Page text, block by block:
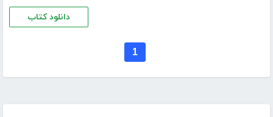
دانلود کتاب
1